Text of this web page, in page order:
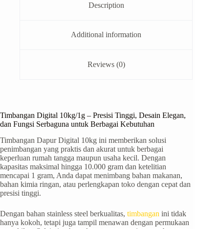
Description
Additional information
Reviews (0)
Timbangan Digital 10kg/1g – Presisi Tinggi, Desain Elegan,
dan Fungsi Serbaguna untuk Berbagai Kebutuhan
Timbangan Dapur Digital 10kg ini memberikan solusi
penimbangan yang praktis dan akurat untuk berbagai
keperluan rumah tangga maupun usaha kecil. Dengan
kapasitas maksimal hingga 10.000 gram dan ketelitian
mencapai 1 gram, Anda dapat menimbang bahan makanan,
bahan kimia ringan, atau perlengkapan toko dengan cepat dan
presisi tinggi.
Dengan bahan stainless steel berkualitas, timbangan ini tidak
hanya kokoh, tetapi juga tampil menawan dengan permukaan